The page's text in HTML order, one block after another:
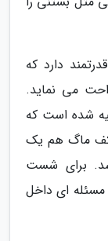
دارد که
می نماید.
شده است که
ماگ هم یک
برای شست
ای داخل